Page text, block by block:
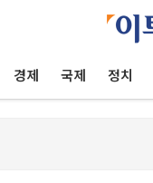
경제 국제 정치